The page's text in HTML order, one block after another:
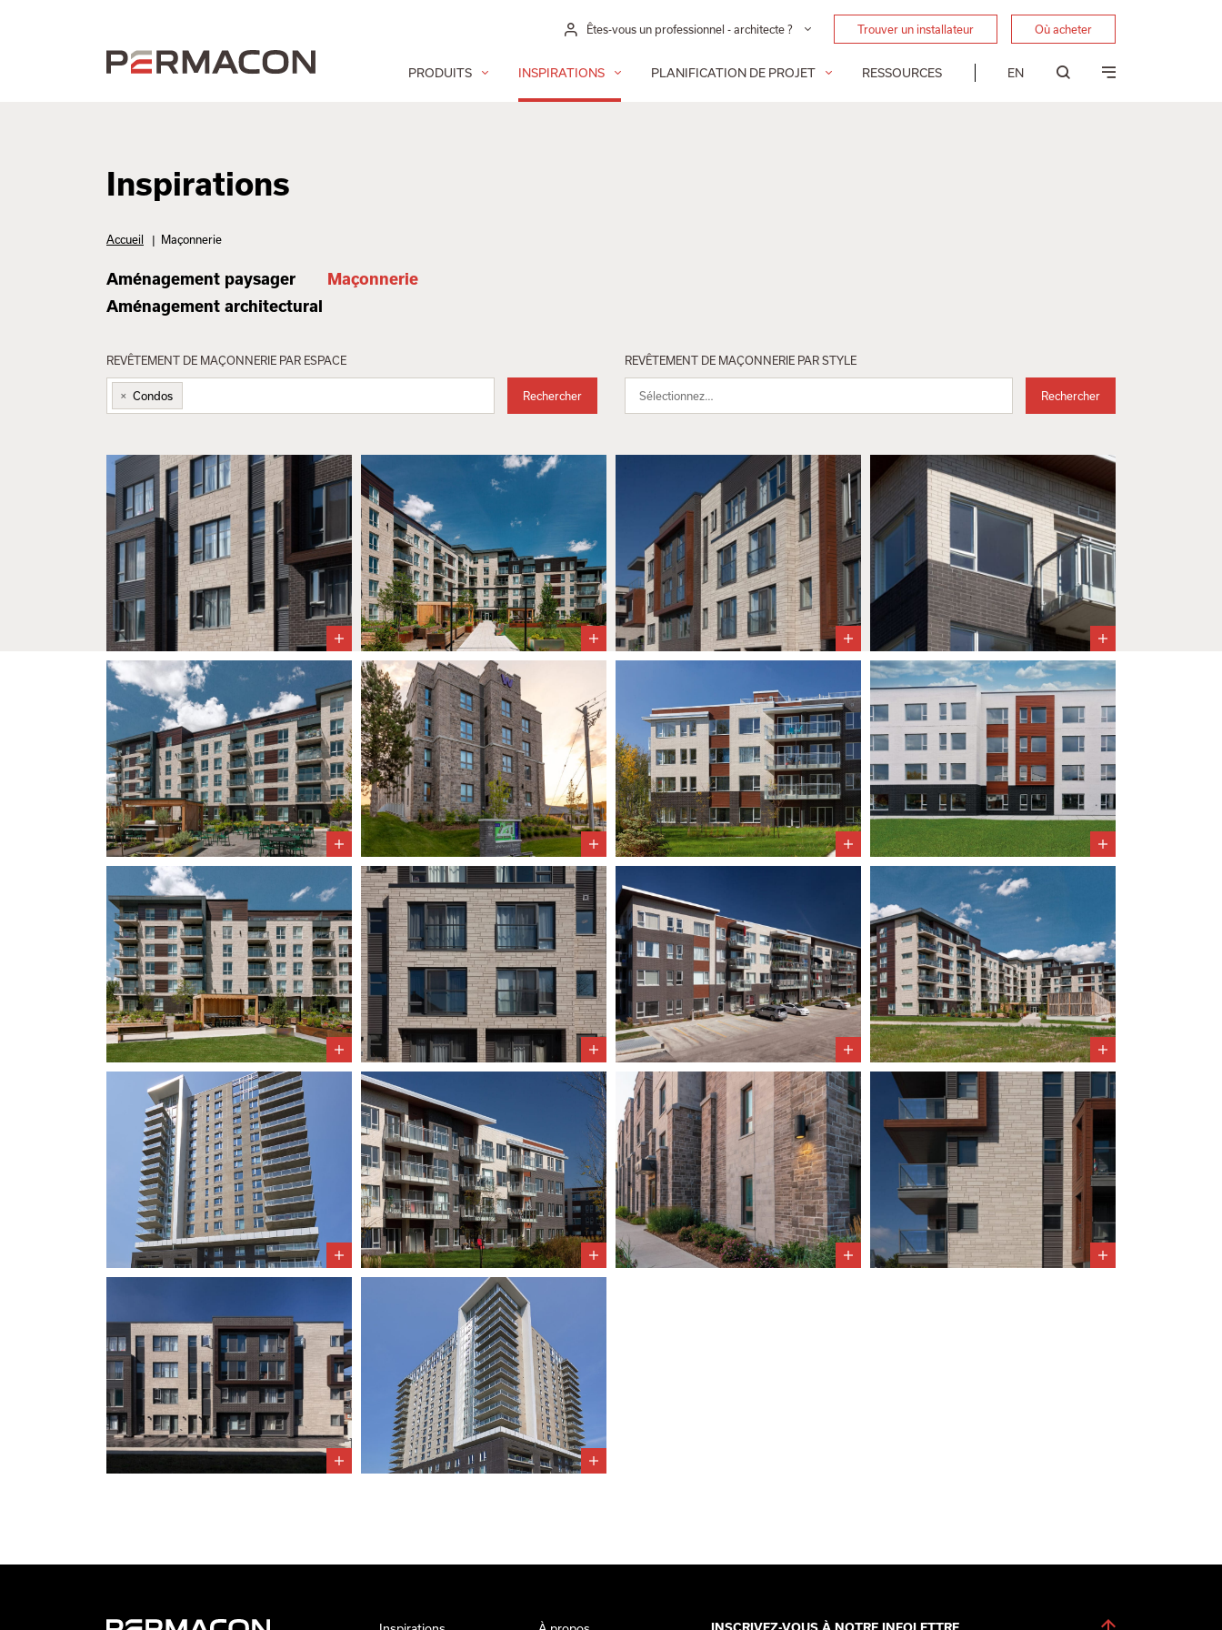
Êtes-vous un professionnel - architecte ? Trouver un installateur Où acheter
PRODUITS INSPIRATIONS PLANIFICATION DE PROJET RESSOURCES EN
Inspirations
Accueil | Maçonnerie
Aménagement paysager
Maçonnerie
Aménagement architectural
REVÊTEMENT DE MAÇONNERIE PAR ESPACE
× Condos Rechercher
REVÊTEMENT DE MAÇONNERIE PAR STYLE
Rechercher